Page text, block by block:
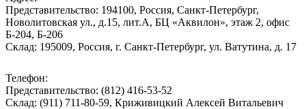
Представительство: 194100, Россия, Санкт-Петербург,
Новолитовская ул., д.15, лит.А, БЦ «Аквилон», этаж 2, офис
Б-204, Б-206
Склад: 195009, Россия, г. Санкт-Петербург, ул. Ватутина, д. 17
Телефон:
Представительство: (812) 416-53-52
Склад: (911) 711-80-59, Криживицкий Алексей Витальевич